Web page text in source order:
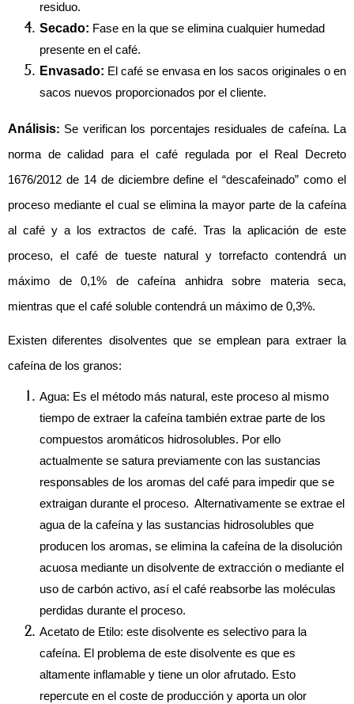
residuo.
Secado: Fase en la que se elimina cualquier humedad
presente en el café.
Envasado: El café se envasa en los sacos originales o en
sacos nuevos proporcionados por el cliente.
Análisis: Se verifican los porcentajes residuales de cafeína. La
norma de calidad para el café regulada por el Real Decreto
1676/2012 de 14 de diciembre define el “descafeinado” como el
proceso mediante el cual se elimina la mayor parte de la cafeína
al café y a los extractos de café. Tras la aplicación de este
proceso, el café de tueste natural y torrefacto contendrá un
máximo de 0,1% de cafeína anhidra sobre materia seca,
mientras que el café soluble contendrá un máximo de 0,3%.
Existen diferentes disolventes que se emplean para extraer la
cafeína de los granos:
Agua: Es el método más natural, este proceso al mismo
tiempo de extraer la cafeína también extrae parte de los
compuestos aromáticos hidrosolubles. Por ello
actualmente se satura previamente con las sustancias
responsables de los aromas del café para impedir que se
extraigan durante el proceso.  Alternativamente se extrae el
agua de la cafeína y las sustancias hidrosolubles que
producen los aromas, se elimina la cafeína de la disolución
acuosa mediante un disolvente de extracción o mediante el
uso de carbón activo, así el café reabsorbe las moléculas
perdidas durante el proceso.
Acetato de Etilo: este disolvente es selectivo para la
cafeína. El problema de este disolvente es que es
altamente inflamable y tiene un olor afrutado. Esto
repercute en el coste de producción y aporta un olor